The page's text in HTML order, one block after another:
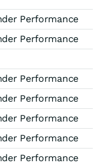
Performance
Performance
Performance
Performance
Performance
Performance
Performance